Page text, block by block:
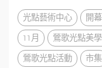
光點藝術中心 開
11月
鶯歌光點美
鶯歌光點活動
市集